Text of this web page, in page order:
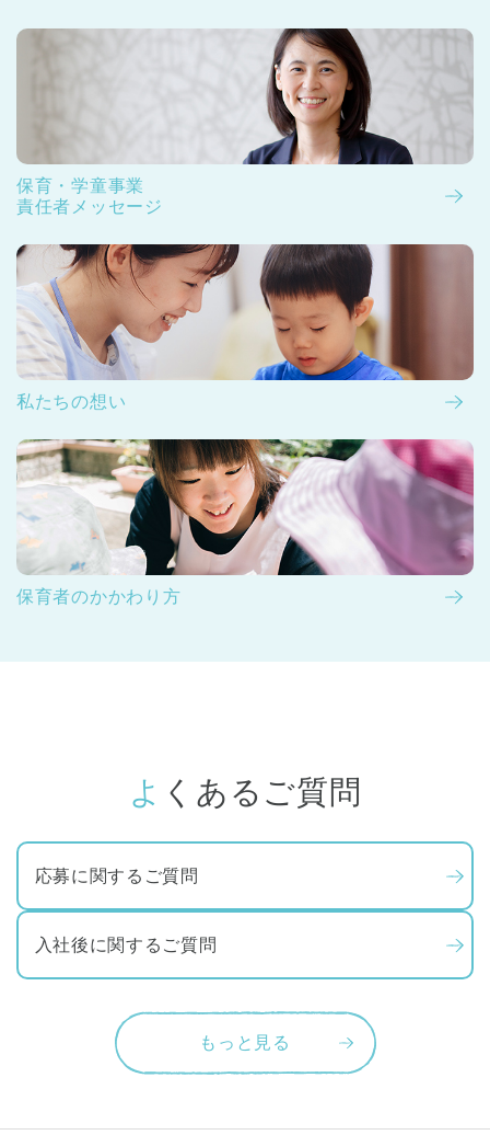
保育・学童事業
責任者メッセージ
私たちの想い
保育者のかかわり方
よくあるご質問
応募に関するご質問
入社後に関するご質問
もっと見る